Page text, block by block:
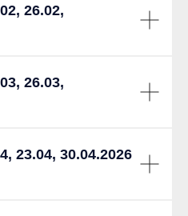
26.02,
26.03,
23.04, 30.04.2026